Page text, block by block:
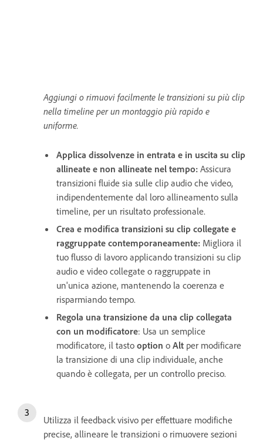
Aggiungi o rimuovi facilmente le transizioni su più clip
nella timeline per un montaggio più rapido e
uniforme.
Applica dissolvenze in entrata e in uscita su clip
allineate e non allineate nel tempo: Assicura
transizioni fluide sia sulle clip audio che video,
indipendentemente dal loro allineamento sulla
timeline, per un risultato professionale.
Crea e modifica transizioni su clip collegate e
raggruppate contemporaneamente: Migliora il
tuo flusso di lavoro applicando transizioni su clip
audio e video collegate o raggruppate in
un'unica azione, mantenendo la coerenza e
risparmiando tempo.
Regola una transizione da una clip collegata
con un modificatore: Usa un semplice
modificatore, il tasto option o Alt per modificare
la transizione di una clip individuale, anche
quando è collegata, per un controllo preciso.
Utilizza il feedback visivo per effettuare modifiche
precise, allineare le transizioni o rimuovere sezioni